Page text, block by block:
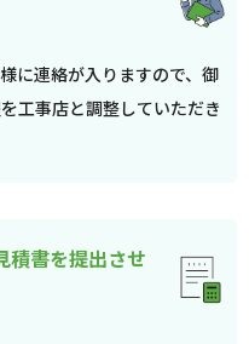
に連絡が入りますので、御
工事店と調整していただき
積書を提出させ